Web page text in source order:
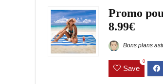
Promo
8.99€
Bons plans
Save
0